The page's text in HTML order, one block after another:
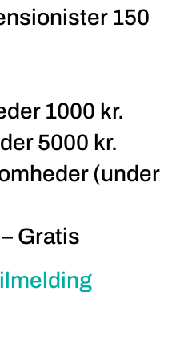
150
1000 kr.
5000 kr.
(under
Gratis